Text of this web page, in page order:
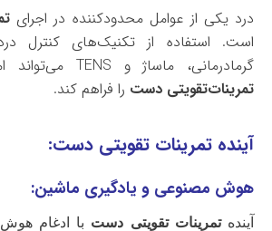
درد یکی از عوامل محدودکننده در اجرای
است. استفاده از تکنیک‌های کنترل
گرما‌درمانی، ماساژ و TENS می‌تواند
تمرینات‌تقویتی دست را فراهم کند.
آینده تمرینات تقویتی دست:
هوش مصنوعی و یادگیری ماشین:
آیندهتمرینات تقویتی دست با ادغام